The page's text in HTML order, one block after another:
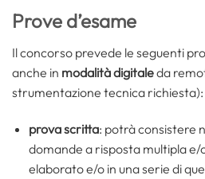
Prove d’esame
Il concorso prevede le seguenti
anche in modalità digitaleda
strumentazione tecnica richiesta):
prova scritta: potrà consistere
domande a risposta multipla e/
elaborato e/o in una serie di